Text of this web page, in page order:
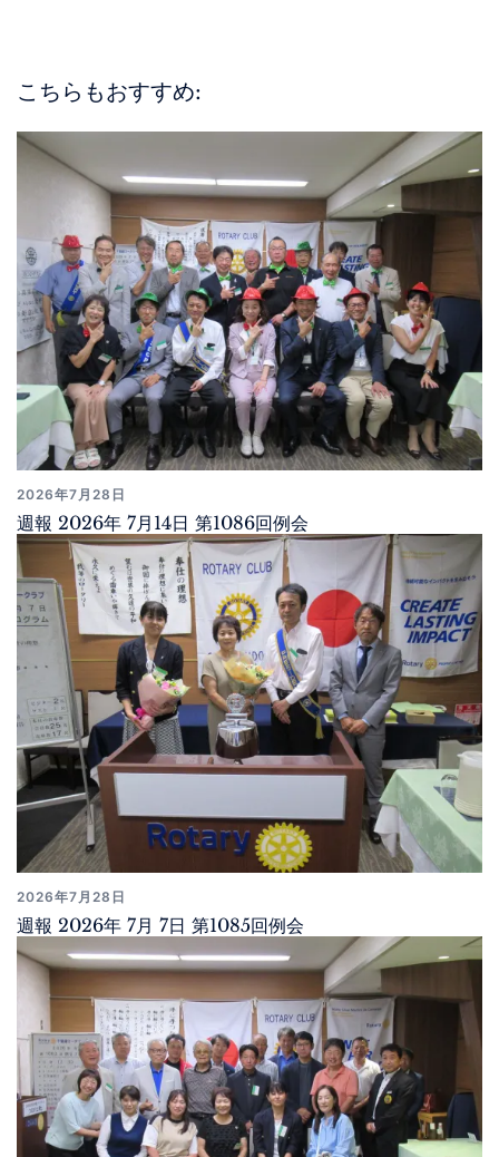
こちらもおすすめ:
2026年7月28日
週報 2026年 7月14日 第1086回例会
2026年7月28日
週報 2026年 7月 7日 第1085回例会